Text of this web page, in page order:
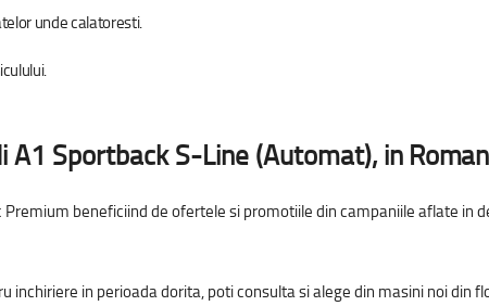
unde calatoresti.
A1 Sportback S-Line (Automat), in
beneficiind de ofertele si promotiile din campaniile aflate in
inchiriere in perioada dorita, poti consulta si alege din masini noi din